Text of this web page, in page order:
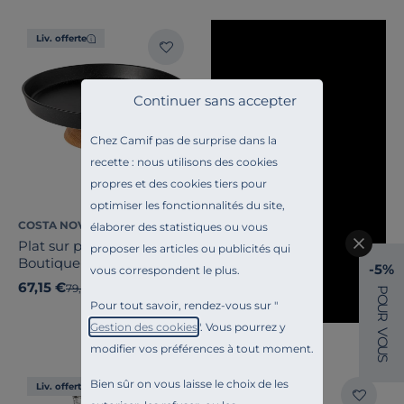
Chez Camif pas de surprise dans la
recette : nous utilisons des cookies
propres et des cookies tiers pour
optimiser les fonctionnalités du site,
élaborer des statistiques ou vous
proposer les articles ou publicités qui
vous correspondent le plus.
Pour tout savoir, rendez-vous sur "
Gestion des cookies". Vous pourrez y
modifier vos préférences à tout moment.
Bien sûr on vous laisse le choix de les
Continuer sans accepter
Liv. offerte
COSTA NOVA
Plat sur pied grès et bois
Boutique
67,15 €Ancien prix
79,00 €
Liv. offerte Liv. offerte
-5%
P
O
U
R
V
O
U
S